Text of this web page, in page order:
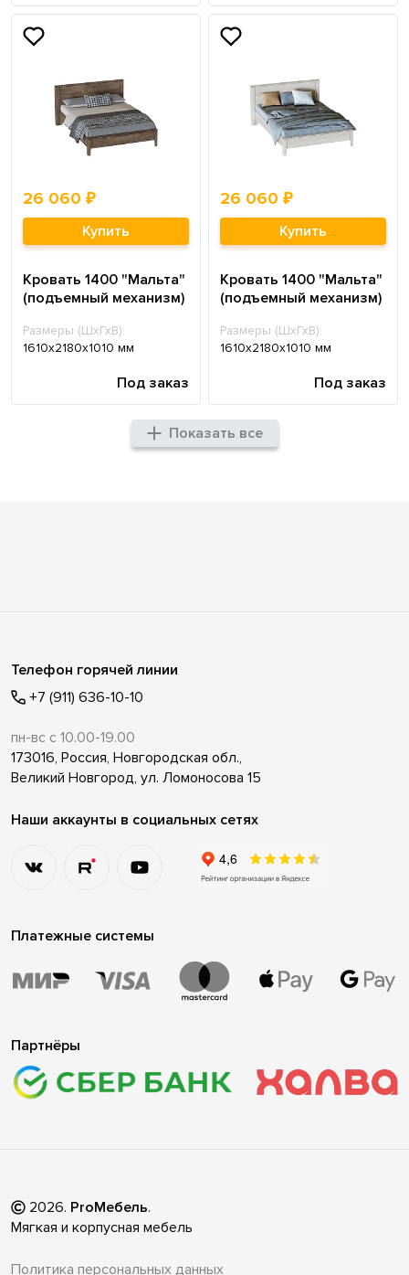
26 060 ₽
Купить
Кровать 1400 "Мальта"
(подъемный механизм)
Размеры (ШхГхВ):
1610х2180х1010 мм
Под заказ
26 060 ₽
Купить
Кровать 1400 "Мальта"
(подъемный механизм)
Размеры (ШхГхВ):
1610х2180х1010 мм
Под заказ
Показать все
Телефон горячей линии
+7 (911) 636-10-10
пн-вс с 10.00-19.00
173016, Россия, Новгородская обл.,
Великий Новгород, ул. Ломоносова 15
Наши аккаунты в социальных сетях
Платежные системы
Партнёры
2026. ProМебель.
Мягкая и корпусная мебель
Политика персональных данных